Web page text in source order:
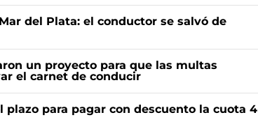
del Plata: el conductor se salvó de
un proyecto para que las multas
el carnet de conducir
plazo para pagar con descuento la cuota 4